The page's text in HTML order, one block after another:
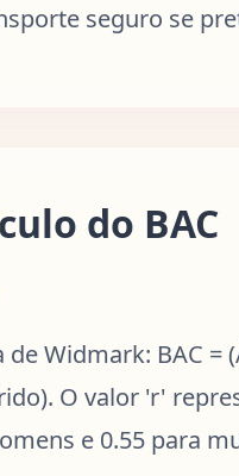
seguro se
do BAC
Widmark: BAC
O valor 'r'
e 0.55 para